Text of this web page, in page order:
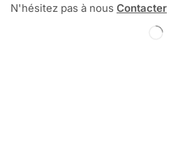
N'hésitez pas à nous Contacter